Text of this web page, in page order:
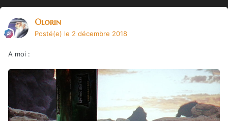
Olorin
Posté(e) le 2 décembre 2018
A moi :